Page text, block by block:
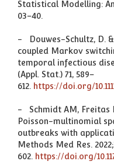
Statistical Modelling:
03–40.
- Douwes-Schultz, D.
coupled Markov
temporal infectious
(Appl. Stat.) 71, 589–
612. https://doi.org/
- Schmidt AM, Freitas
Poisson-multinomial
outbreaks with
Methods Med Res.
602. https://doi.org/